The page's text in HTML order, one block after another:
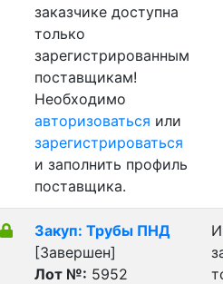
заказчике доступна
только
зарегистрированным
поставщикам!
Необходимо
авторизоваться или
зарегистрироваться
и заполнить профиль
поставщика.
Закуп: Трубы ПНД
[Завершен]
Лот №: 5952